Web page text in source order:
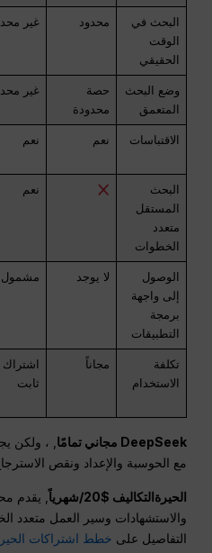
البحث في
الوقت
الحقيقي
محدود غير
وضع البحث
المتعمق
حصة
محدودة
غير
الاقتباسات نعم نعم
البحث
المستقل
متعدد
الخطوات
نعم
الوصول
إلى واجهة
برمجة
التطبيقات
لا يوجد مشمول
تكلفة
الاستخدام
مجاناً
اشتراك
ثابت
DeepSeek مجاني تمامًا
, ، ولكن
مع الحوسبة والإعداد ونقص
الحيرةالتكاليف $20/شهرياً
, يقدم
والاستشهادات وسير العمل متعدد
التفاصيل على خطط اشتراكات